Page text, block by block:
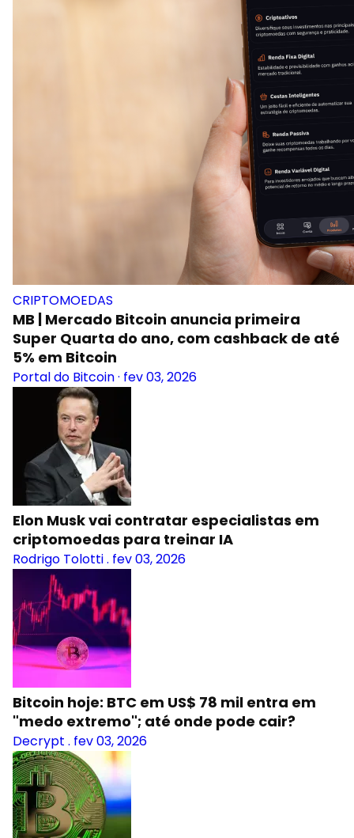
CRIPTOMOEDAS
MB | Mercado Bitcoin anuncia primeira
Super Quarta do ano, com cashback de até
5% em Bitcoin
Portal do Bitcoin· fev 03, 2026
Elon Musk vai contratar especialistas em
criptomoedas para treinar IA
Rodrigo Tolotti. fev 03, 2026
Bitcoin hoje: BTC em US$ 78 mil entra em
"medo extremo"; até onde pode cair?
Decrypt . fev 03, 2026